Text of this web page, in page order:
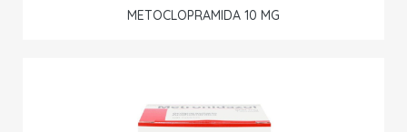
METOCLOPRAMIDA 10 MG